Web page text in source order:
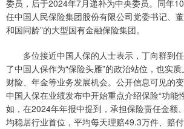
委员，后于2024年7月递补为中央委员。同年
任中国人民保险集团股份有限公司党委书记、
和国同龄”的大型国有金融保险集团。
多位接近中国人保的人士表示，丁向群到任
了中国人保作为“保险头雁”的政治站位，也实
财险、年金等业务发展机会。公开信息可见的
中国人保在业绩发布中开始重点介绍保险“功能
如，在2024年年报中提到，承担保险责任金额
均稳居行业首位，平均每天理赔49.3万件、赔付